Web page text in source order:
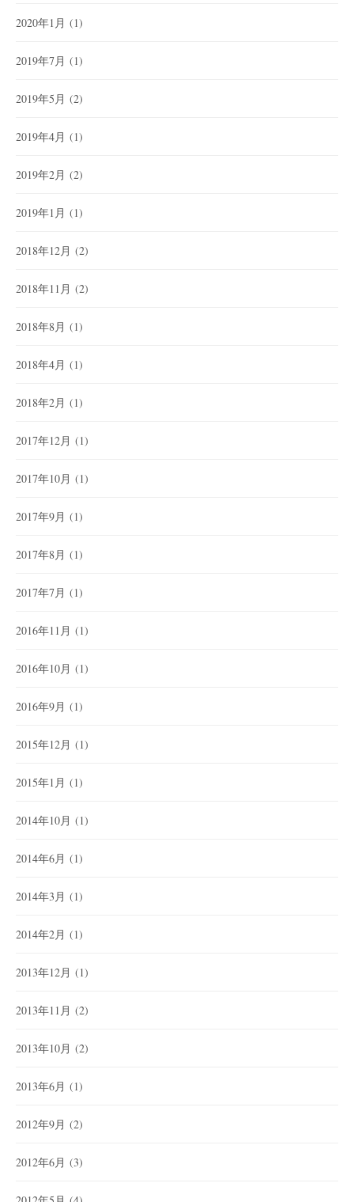
2020年1月 (1)
2019年7月 (1)
2019年5月 (2)
2019年4月 (1)
2019年2月 (2)
2019年1月 (1)
2018年12月 (2)
2018年11月 (2)
2018年8月 (1)
2018年4月 (1)
2018年2月 (1)
2017年12月 (1)
2017年10月 (1)
2017年9月 (1)
2017年8月 (1)
2017年7月 (1)
2016年11月 (1)
2016年10月 (1)
2016年9月 (1)
2015年12月 (1)
2015年1月 (1)
2014年10月 (1)
2014年6月 (1)
2014年3月 (1)
2014年2月 (1)
2013年12月 (1)
2013年11月 (2)
2013年10月 (2)
2013年6月 (1)
2012年9月 (2)
2012年6月 (3)